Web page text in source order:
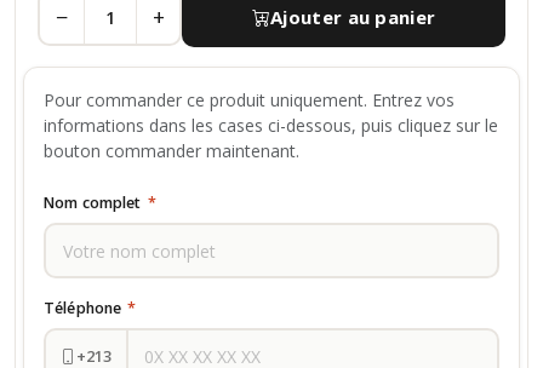
− + Ajouter au panier
Pour commander ce produit uniquement. Entrez vos
informations dans les cases ci-dessous, puis cliquez sur le
bouton commander maintenant.
Nom complet *
Téléphone *
+213